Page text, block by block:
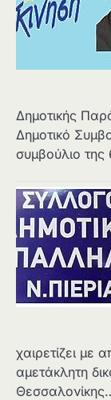
Δημοτικής
Δημοτικό
συμβούλιο
χαιρετίζει με
αμετάκλητη